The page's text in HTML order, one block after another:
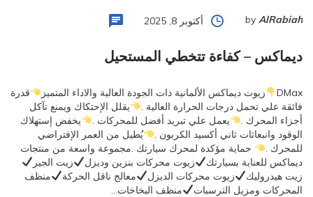
by AlRabiah أكتوبر 8, 2025
ديماكس – كفاءة تتخطي المستحيل
DMax زيوت ديماكس الألمانية ذات الجودة العالية والاداء المتميز
قدرة
فائقة علي تحمل درجات الحرارة العالية .
يقلل الإحتكاك ويمنع تآكل
أجزاء المحرك .
يعمل علي تبريد أفضل للمحركات .
يخفض إستهلاك
الوقود وانبعاثات ثاني أكسيد الكربون .
يُطيل من العمر الإفتراضي
للمحرك .
حماية مؤكدة لمحرك سيارتك .مجموعة واسعة من منتجات
ديماكس للعناية بسيارتك
زيوت محركات بنزين وديزل
زيت الجير
زيت هيدروليك
زيوت محركات الديزل معالج ناقل الحركة
منظف
المحركات ومزيل الترسبات
منظف البخاخات…